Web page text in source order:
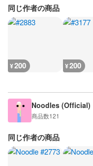
同じ作者の商品
¥200 ¥200
Noodles (Official)
商品数121
同じ作者の商品